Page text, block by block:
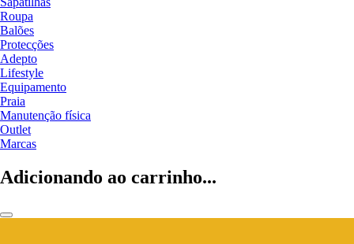
Roupa
Balões
Protecções
Adepto
Lifestyle
Equipamento
Praia
Manutenção física
Outlet
Marcas
Adicionando ao carrinho...